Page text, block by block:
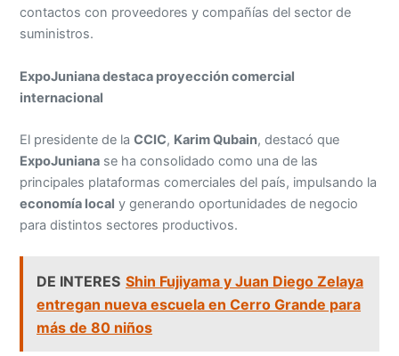
contactos con proveedores y compañías del sector de
suministros.
ExpoJuniana destaca proyección comercial
internacional
El presidente de laCCIC, Karim Qubain, destacó que
ExpoJuniana se ha consolidado como una de las
principales plataformas comerciales del país, impulsando la
economía local y generando oportunidades de negocio
para distintos sectores productivos.
DE INTERES Shin Fujiyama y Juan Diego Zelaya
entregan nueva escuela en Cerro Grande para
más de 80 niños